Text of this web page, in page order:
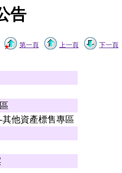
告
第一頁 上一頁 下一頁
他資產標售專區